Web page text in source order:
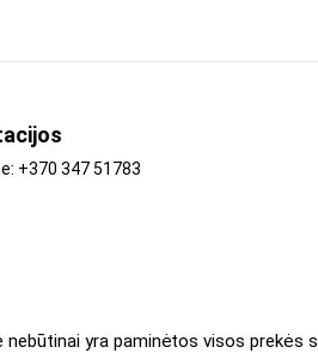
+370 347 51783
yra paminėtos visos prekės